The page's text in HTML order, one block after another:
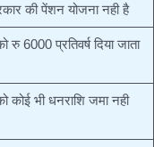
की पेंशन योजना नही है
रु 6000 प्रतिवर्ष दिया जाता
कोई भी धनराशि जमा नही